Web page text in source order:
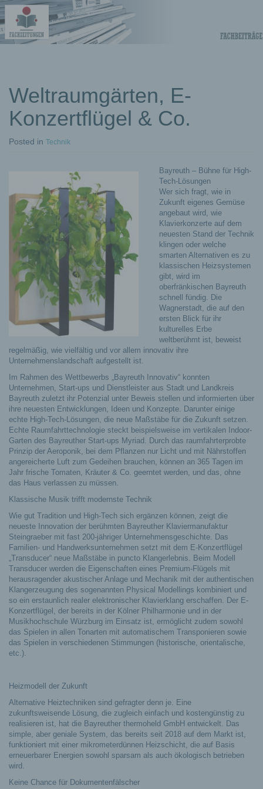
Projekte –
Fachbeiträge
Weltraumgärten, E-
Konzertflügel & Co.
Posted in Technik
Bayreuth – Bühne für High-
Tech-Lösungen
Wer sich fragt, wie in
Zukunft eigenes Gemüse
angebaut wird, wie
Klavierkonzerte auf dem
neuesten Stand der Technik
klingen oder welche
smarten Alternativen es zu
klassischen Heizsystemen
gibt, wird im
oberfränkischen Bayreuth
schnell fündig. Die
Wagnerstadt, die auf den
ersten Blick für ihr
kulturelles Erbe
weltberühmt ist, beweist
regelmäßig, wie vielfältig und vor allem innovativ ihre
Unternehmenslandschaft aufgestellt ist.
Im Rahmen des Wettbewerbs „Bayreuth Innovativ“ konnten
Unternehmen, Start-ups und Dienstleister aus Stadt und Landkreis
Bayreuth zuletzt ihr Potenzial unter Beweis stellen und informierten über
ihre neuesten Entwicklungen, Ideen und Konzepte. Darunter einige
echte High-Tech-Lösungen, die neue Maßstäbe für die Zukunft setzen.
Echte Raumfahrttechnologie steckt beispielsweise im vertikalen Indoor-
Garten des Bayreuther Start-ups Myriad. Durch das raumfahrterprobte
Prinzip der Aeroponik, bei dem Pflanzen nur Licht und mit Nährstoffen
angereicherte Luft zum Gedeihen brauchen, können an 365 Tagen im
Jahr frische Tomaten, Kräuter & Co. geerntet werden, und das, ohne
das Haus verlassen zu müssen.
Klassische Musik trifft modernste Technik
Wie gut Tradition und High-Tech sich ergänzen können, zeigt die
neueste Innovation der berühmten Bayreuther Klaviermanufaktur
Steingraeber mit fast 200-jähriger Unternehmensgeschichte. Das
Familien- und Handwerksunternehmen setzt mit dem E-Konzertflügel
„Transducer“ neue Maßstäbe in puncto Klangerlebnis. Beim Modell
Transducer werden die Eigenschaften eines Premium-Flügels mit
herausragender akustischer Anlage und Mechanik mit der authentischen
Klangerzeugung des sogenannten Physical Modellings kombiniert und
so ein erstaunlich realer elektronischer Klavierklang erschaffen. Der E-
Konzertflügel, der bereits in der Kölner Philharmonie und in der
Musikhochschule Würzburg im Einsatz ist, ermöglicht zudem sowohl
das Spielen in allen Tonarten mit automatischem Transponieren sowie
das Spielen in verschiedenen Stimmungen (historische, orientalische,
etc.).
Heizmodell der Zukunft
Alternative Heiztechniken sind gefragter denn je. Eine
zukunftsweisende Lösung, die zugleich einfach und kostengünstig zu
realisieren ist, hat die Bayreuther thermoheld GmbH entwickelt. Das
simple, aber geniale System, das bereits seit 2018 auf dem Markt ist,
funktioniert mit einer mikrometerdünnen Heizschicht, die auf Basis
erneuerbarer Energien sowohl sparsam als auch ökologisch betrieben
wird.
Keine Chance für Dokumentenfälscher